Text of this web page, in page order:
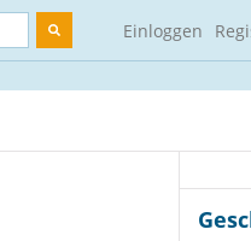
Einloggen